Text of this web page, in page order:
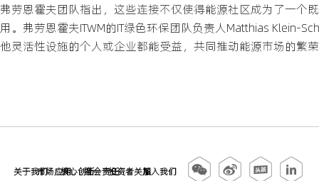
弗劳恩霍夫团队指出，这些连接不仅使得能源社区成为了一个
用。弗劳恩霍夫ITWM的IT绿色环保团队负责人Matthias Klein-
他灵活性设施的个人或企业都能受益，共同推动能源市场的繁
关于我们市场应用核心创新社会责任投资者关系加入我们